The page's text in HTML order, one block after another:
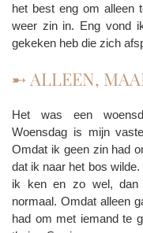
het best eng om alleen
weer zin in. Eng vond
gekeken heb die zich
➸ ALLEEN,
Het was een
Woensdag is mijn
Omdat ik geen zin had
dat ik naar het bos
ik ken en zo wel, dan
normaal. Omdat alleen
had om met iemand te